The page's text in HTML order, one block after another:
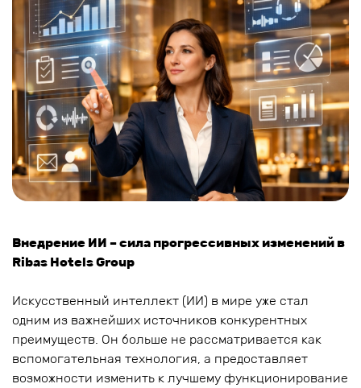
Внедрение ИИ – сила прогрессивных изменений в
Ribas Hotels Group
Искусственный интеллект (ИИ) в мире уже стал
одним из важнейших источников конкурентных
преимуществ. Он больше не рассматривается как
вспомогательная технология, а предоставляет
возможности изменить к лучшему функционирование